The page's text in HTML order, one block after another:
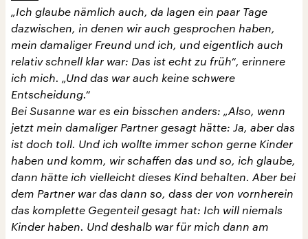
„Ich glaube nämlich auch, da lagen ein paar Tage
dazwischen, in denen wir auch gesprochen haben,
mein damaliger Freund und ich, und eigentlich auch
relativ schnell klar war: Das ist echt zu früh“, erinnere
ich mich. „Und das war auch keine schwere
Entscheidung.“
Bei Susanne war es ein bisschen anders: „Also, wenn
jetzt mein damaliger Partner gesagt hätte: Ja, aber das
ist doch toll. Und ich wollte immer schon gerne Kinder
haben und komm, wir schaffen das und so, ich glaube,
dann hätte ich vielleicht dieses Kind behalten. Aber bei
dem Partner war das dann so, dass der von vornherein
das komplette Gegenteil gesagt hat: Ich will niemals
Kinder haben. Und deshalb war für mich dann am